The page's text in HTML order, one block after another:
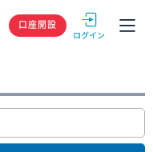
GMOクリック
口座開設